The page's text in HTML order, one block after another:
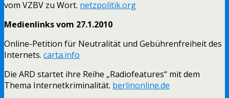
vom VZBV zu Wort. netzpolitik.org
Medienlinks vom 27.1.2010
Online-Petition für Neutralität und Gebührenfreiheit des
Internets. carta.info
Die ARD startet ihre Reihe „Radiofeatures“ mit dem
Thema Internetkriminalität. berlinonline.de